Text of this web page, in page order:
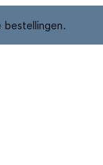
bestellingen.